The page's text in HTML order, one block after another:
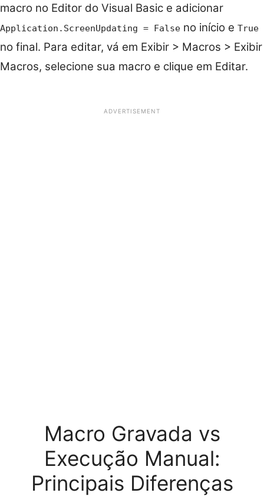
macro no Editor do Visual Basic e adicionar
Application.ScreenUpdating = False no início e True
no final. Para editar, vá em Exibir > Macros > Exibir
Macros, selecione sua macro e clique em Editar.
ADVERTISEMENT
Macro Gravada vs
Execução Manual:
Principais Diferenças